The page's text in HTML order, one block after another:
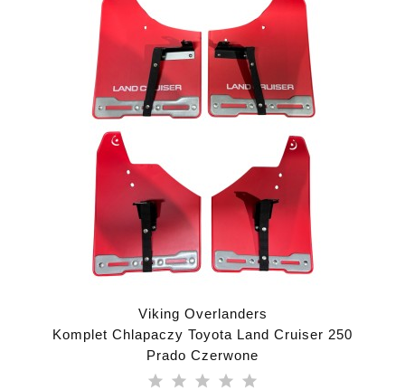
Viking Overlanders
Komplet Chlapaczy Toyota Land Cruiser 250
Prado Czerwone